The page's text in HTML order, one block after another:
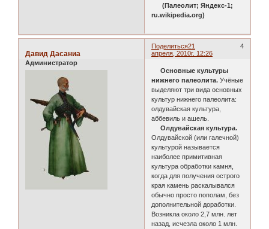
(Палеолит; Яндекс-1;
ru.wikipedia.org)
Поделиться 4
21
апреля, 2010г. 12:26
Давид Дасаниа
Администратор
Основные культуры
нижнего палеолита. Учёные
выделяют три вида основных
культур нижнего палеолита:
олдувайская культура,
аббевиль и ашель.
Олдувайская культура.
Олдувайской (или галечной)
культурой называется
наиболее примитивная
культура обработки камня,
когда для получения острого
края камень раскалывался
обычно просто пополам, без
дополнительной доработки.
Возникла около 2,7 млн. лет
назад, исчезла около 1 млн.